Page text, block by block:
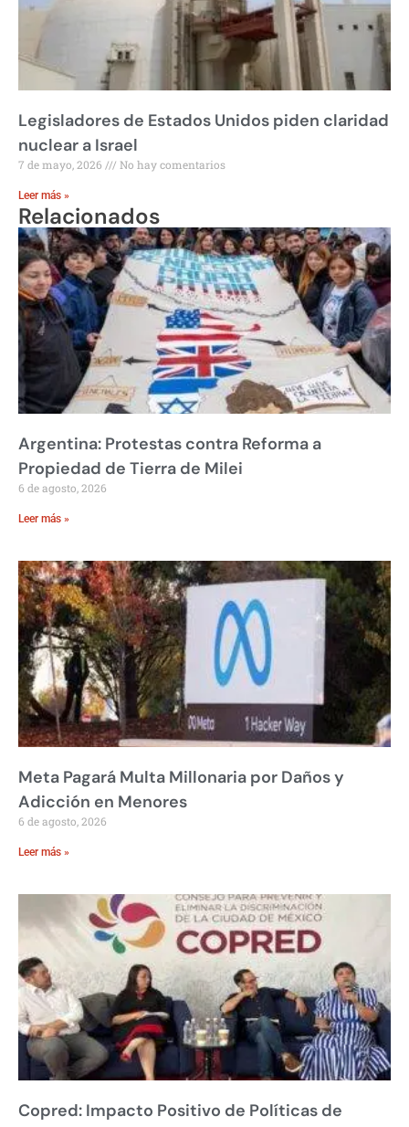
Legisladores de Estados Unidos piden claridad
nuclear a Israel
7 de mayo, 2026 No hay comentarios
Leer más »
Relacionados
Argentina: Protestas contra Reforma a
Propiedad de Tierra de Milei
6 de agosto, 2026
Leer más »
Meta Pagará Multa Millonaria por Daños y
Adicción en Menores
6 de agosto, 2026
Leer más »
Copred: Impacto Positivo de Políticas de